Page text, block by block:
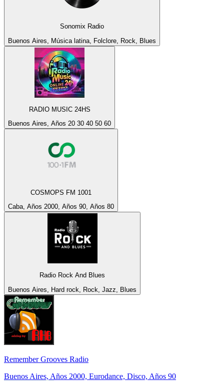
Sonomix Radio
Buenos Aires, Música latina, Folclore, Rock, Blues
RADIO MUSIC 24HS
Buenos Aires, Años 20 30 40 50 60
COSMOPS FM 1001
Caba, Años 2000, Años 90, Años 80
Radio Rock And Blues
Buenos Aires, Hard rock, Rock, Jazz, Blues
Remember Grooves Radio
Buenos Aires, Años 2000, Eurodance, Disco, Años 90